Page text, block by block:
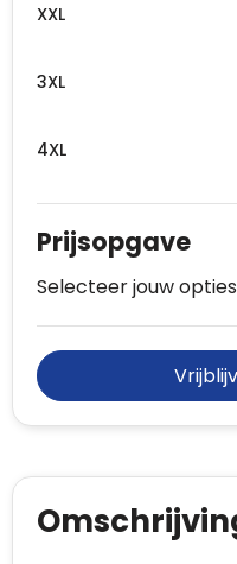
XXL
3XL
4XL
Prijsopgave
Selecteer jouw